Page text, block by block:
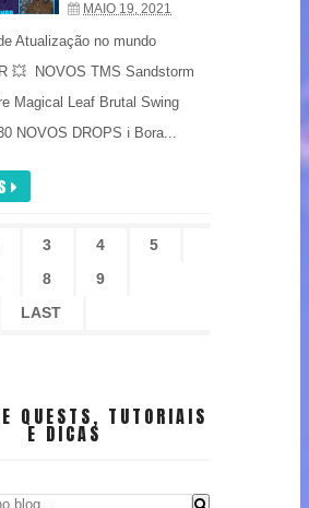
MAIO 19, 2021
Atualização no mundo
💥 NOVOS TMS Sandstorm
Magical Leaf Brutal Swing
NOVOS DROPS ℹ️ Bora...
3 4
5
8
9
LAST
QUESTS, TUTORIAIS
E DICAS